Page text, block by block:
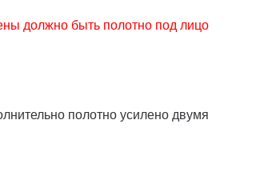
должно быть полотно под лицо
полотно усилено двумя